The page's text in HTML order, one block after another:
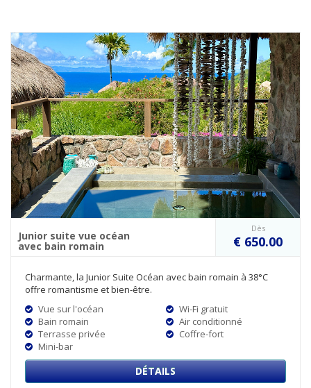
Junior suite vue océan
avec bain romain
Dès
€ 650.00
Charmante, la Junior Suite Océan avec bain romain à 38°C
offre romantisme et bien-être.
Vue sur l'océan
Bain romain
Terrasse privée
Mini-bar
Wi-Fi gratuit
Air conditionné
Coffre-fort
DÉTAILS